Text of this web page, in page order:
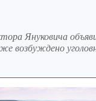
Януковича
возбуждено